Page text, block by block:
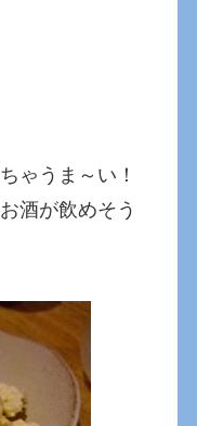
ゃうま～い！
酒が飲めそう